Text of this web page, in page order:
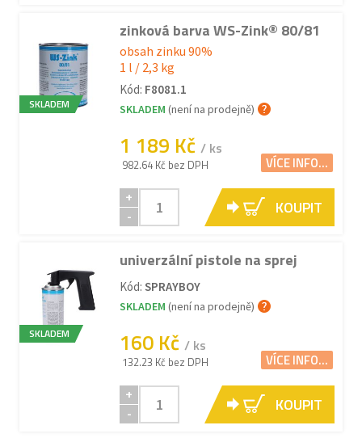
SKLADEM
zinková barva WS-Zink® 80/81
obsah zinku 90%
1 l / 2,3 kg
Kód: F8081.1
SKLADEM (není na prodejně)
1 189 Kč / ks
982.64 Kč bez DPH VÍCE INFO...
+
-
KOUPIT
SKLADEM
univerzální pistole na sprej
Kód: SPRAYBOY
SKLADEM (není na prodejně)
160 Kč / ks
132.23 Kč bez DPH VÍCE INFO...
+
-
KOUPIT